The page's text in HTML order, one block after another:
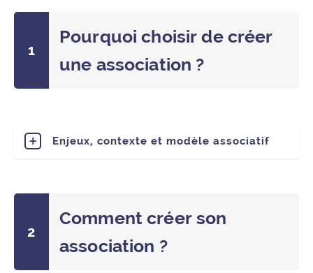
Pourquoi choisir de créer
une association ?
Enjeux, contexte et modèle associatif
Comment créer son
association ?